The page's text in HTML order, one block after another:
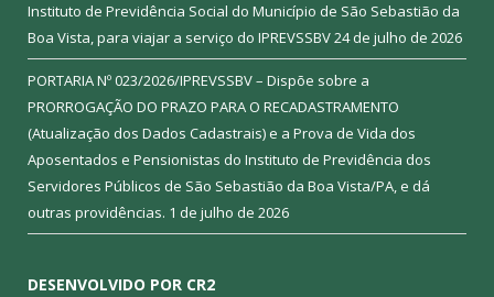
Instituto de Previdência Social do Município de São Sebastião da
Boa Vista, para viajar a serviço do IPREVSSBV24 de julho de 2026
PORTARIA Nº 023/2026/IPREVSSBV – Dispõe sobre a
PRORROGAÇÃO DO PRAZO PARA O RECADASTRAMENTO
(Atualização dos Dados Cadastrais) e a Prova de Vida dos
Aposentados e Pensionistas do Instituto de Previdência dos
Servidores Públicos de São Sebastião da Boa Vista/PA, e dá
outras providências. 1 de julho de 2026
DESENVOLVIDO POR CR2